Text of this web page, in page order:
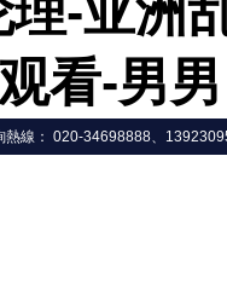
-亚洲
看-男
熱線： 020-34698888、